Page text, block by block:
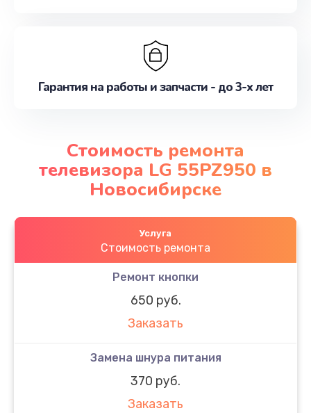
Гарантия на работы и запчасти - до 3-х лет
Стоимость ремонта
телевизора LG 55PZ950 в
Новосибирске
Услуга
Стоимость ремонта
Ремонт кнопки
650 руб.
Заказать
Замена шнура питания
370 руб.
Заказать